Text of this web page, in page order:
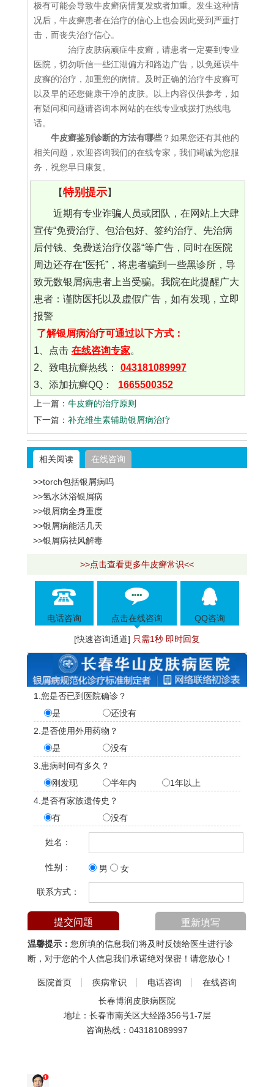
极有可能会导致牛皮癣病情复发或者加重。发生这种情
况后，牛皮癣患者在治疗的信心上也会因此受到严重打
击，而丧失治疗信心。
治疗皮肤病顽症牛皮癣，请患者一定要到专业
医院，切勿听信一些江湖偏方和路边广告，以免延误牛
皮癣的治疗，加重您的病情。及时正确的治疗牛皮癣可
以及早的还您健康干净的皮肤。以上内容仅供参考，如
有疑问和问题请咨询本网站的在线专业或拨打热线电
话。
牛皮癣鉴别诊断的方法有哪些 ？如果您还有其他的
相关问题，欢迎咨询我们的在线专家，我们竭诚为您服
务，祝您早日康复。
【特别提示】
近期有专业诈骗人员或团队，在网站上大肆
宣传“免费治疗、包治包好、签约治疗、先治病
后付钱、免费送治疗仪器“等广告，同时在医院
周边还存在“医托”，将患者骗到一些黑诊所，导
致无数银屑病患者上当受骗。我院在此提醒广大
患者：谨防医托以及虚假广告，如有发现，立即
报警
了解银屑病治疗可通过以下方式：
1、点击 在线咨询专家。
2、致电抗癣热线：
043181089997
3、添加抗癣QQ：
1665500352
上一篇： 牛皮癣的治疗原则
下一篇： 补充维生素辅助银屑病治疗
相关阅读 在线咨询
>>torch包括银屑病吗
>>氢水沐浴银屑病
>>银屑病全身重度
>>银屑病能活几天
>>银屑病祛风解毒
>>点击查看更多牛皮癣常识<<
电话咨询 点击在线咨询 QQ咨询
[快速咨询通道] 只需1秒 即时回复
1.您是否已到医院确诊？
是
还没有
2.是否使用外用药物？
是
没有
3.患病时间有多久？
刚发现
半年内
1年以上
4.是否有家族遗传史？
有
没有
姓名：
性别： 男 女
联系方式：
温馨提示： 您所填的信息我们将及时反馈给医生进行诊
断，对于您的个人信息我们承诺绝对保密！请您放心！
医院首页 疾病常识 电话咨询
在线咨询
长春博润皮肤病医院
地址：长春市南关区大经路356号1-7层
咨询热线： 043181089997